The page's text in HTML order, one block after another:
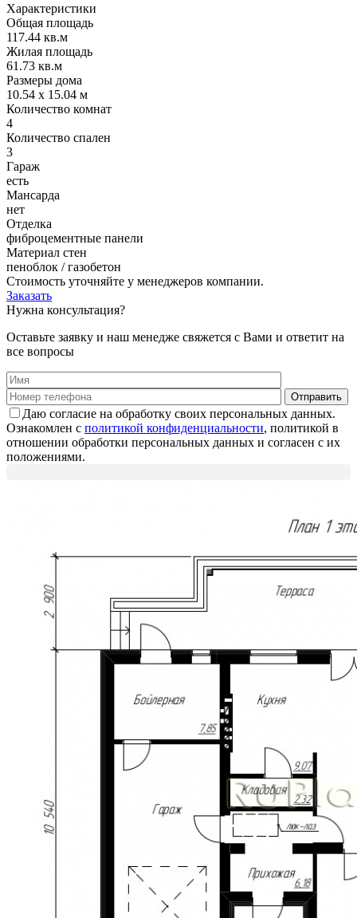
Характеристики
Общая площадь
117.44 кв.м
Жилая площадь
61.73 кв.м
Размеры дома
10.54 x 15.04 м
Количество комнат
4
Количество спален
3
Гараж
есть
Мансарда
нет
Отделка
фиброцементные панели
Материал стен
пеноблок / газобетон
Стоимость уточняйте у менеджеров компании.
Заказать
Нужна консультация?
Оставьте заявку и наш менедже свяжется с Вами и ответит на
все вопросы
Даю согласие на обработку своих персональных данных.
Ознакомлен с политикой конфиденциальности, политикой в
отношении обработки персональных данных и согласен с их
положениями.